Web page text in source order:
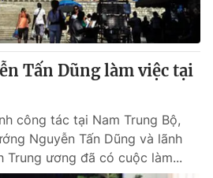
Tấm lòng Việt
Vươn mình bằng AI
English
Tấn Dũng làm việc tại
công tác tại Nam Trung Bộ,
Nguyễn Tấn Dũng và lãnh
Trung ương đã có cuộc làm...